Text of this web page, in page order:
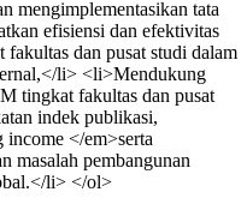
mengimplementasikan tata
efisiensi dan efektivitas
dan pusat studi dalam
li> <li>Mendukung
tingkat fakultas dan pusat
indek publikasi,
income </em>serta
masalah pembangunan
li> </ol>